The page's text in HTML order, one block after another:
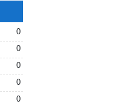
0
0
0
0
0